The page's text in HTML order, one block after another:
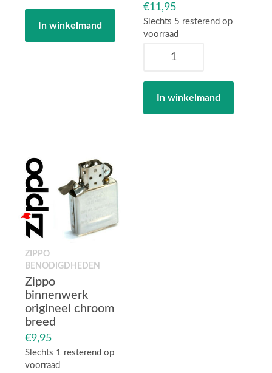
aantalIn winkelmand
€11,95
Slechts 5 resterend op
voorraad
binnenwerk
smal
,
In winkelmand
ZIPPO
BENODIGDHEDEN
Zippo
binnenwerk
origineel chroom
breed
€9,95
Slechts 1 resterend op
voorraad